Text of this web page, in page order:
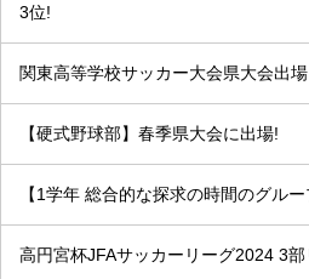
3位!
関東高等学校サッカー大会県大会出
【硬式野球部】春季県大会に出場!
【1学年 総合的な探求の時間のグルー
高円宮杯JFAサッカーリーグ2024 3